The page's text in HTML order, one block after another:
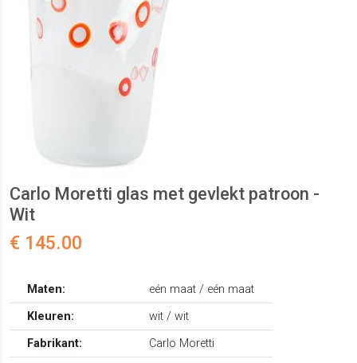
Carlo Moretti glas met gevlekt patroon -
Wit
€ 145.00
Maten:
eén maat / eén maat
Kleuren:
wit / wit
Fabrikant:
Carlo Moretti